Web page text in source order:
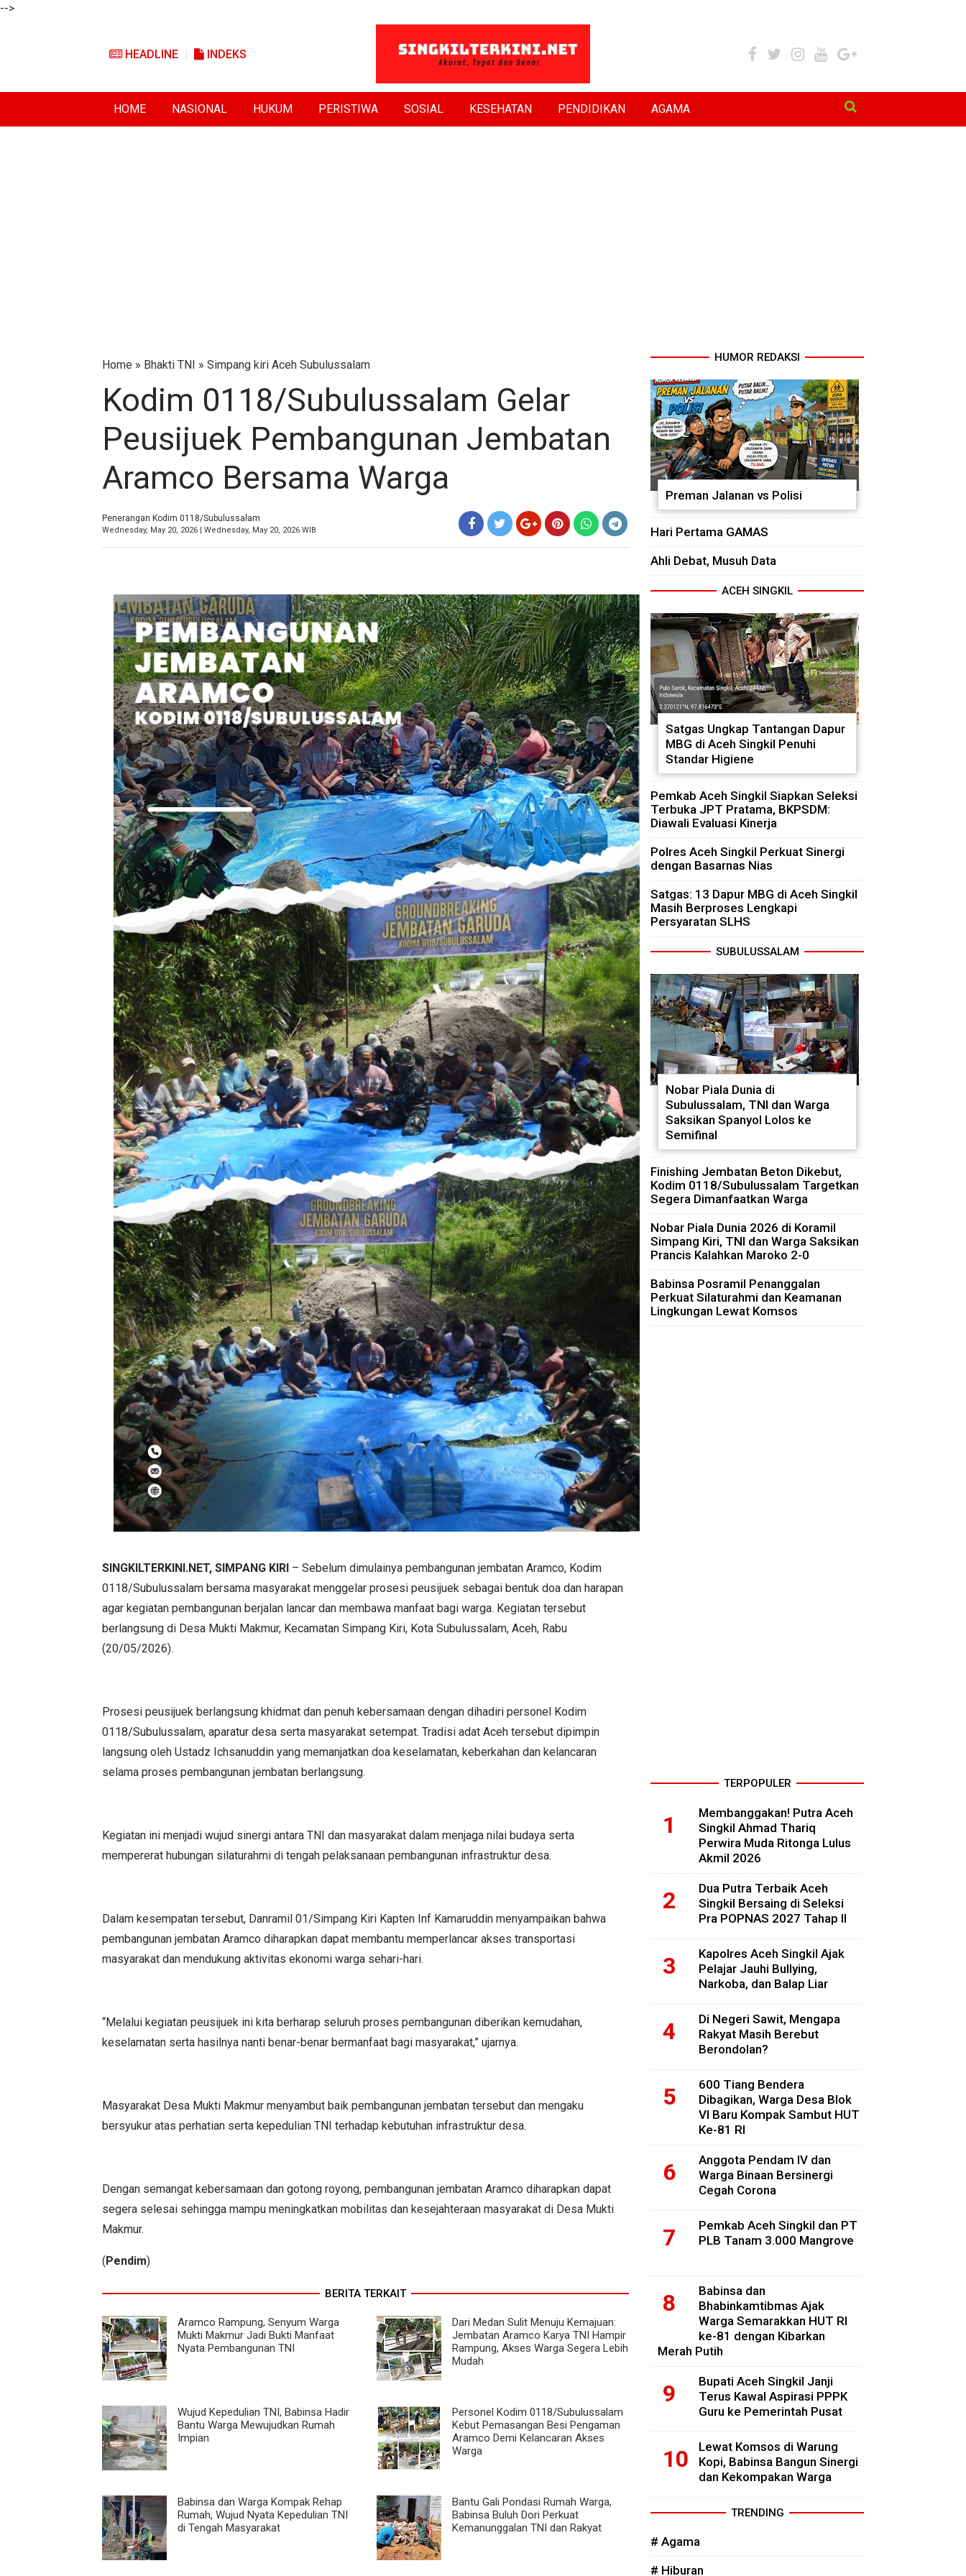
-->
HEADLINE INDEKS
HOME NASIONAL HUKUM PERISTIWA SOSIAL KESEHATAN PENDIDIKAN AGAMA
Home » Bhakti TNI » Simpang kiri Aceh Subulussalam
Kodim 0118/Subulussalam Gelar
Peusijuek Pembangunan Jembatan
Aramco Bersama Warga
Penerangan Kodim 0118/Subulussalam
Wednesday, May 20, 2026 | Wednesday, May 20, 2026 WIB
SINGKILTERKINI.NET, SIMPANG KIRI – Sebelum dimulainya pembangunan jembatan Aramco, Kodim
0118/Subulussalam bersama masyarakat menggelar prosesi peusijuek sebagai bentuk doa dan harapan
agar kegiatan pembangunan berjalan lancar dan membawa manfaat bagi warga. Kegiatan tersebut
berlangsung di Desa Mukti Makmur, Kecamatan Simpang Kiri, Kota Subulussalam, Aceh, Rabu
(20/05/2026).
Prosesi peusijuek berlangsung khidmat dan penuh kebersamaan dengan dihadiri personel Kodim
0118/Subulussalam, aparatur desa serta masyarakat setempat. Tradisi adat Aceh tersebut dipimpin
langsung oleh Ustadz Ichsanuddin yang memanjatkan doa keselamatan, keberkahan dan kelancaran
selama proses pembangunan jembatan berlangsung.
Kegiatan ini menjadi wujud sinergi antara TNI dan masyarakat dalam menjaga nilai budaya serta
mempererat hubungan silaturahmi di tengah pelaksanaan pembangunan infrastruktur desa.
Dalam kesempatan tersebut, Danramil 01/Simpang Kiri Kapten Inf Kamaruddin menyampaikan bahwa
pembangunan jembatan Aramco diharapkan dapat membantu memperlancar akses transportasi
masyarakat dan mendukung aktivitas ekonomi warga sehari-hari.
“Melalui kegiatan peusijuek ini kita berharap seluruh proses pembangunan diberikan kemudahan,
keselamatan serta hasilnya nanti benar-benar bermanfaat bagi masyarakat,” ujarnya.
Masyarakat Desa Mukti Makmur menyambut baik pembangunan jembatan tersebut dan mengaku
bersyukur atas perhatian serta kepedulian TNI terhadap kebutuhan infrastruktur desa.
Dengan semangat kebersamaan dan gotong royong, pembangunan jembatan Aramco diharapkan dapat
segera selesai sehingga mampu meningkatkan mobilitas dan kesejahteraan masyarakat di Desa Mukti
Makmur.
(Pendim)
BERITA TERKAIT
Aramco Rampung, Senyum Warga
Mukti Makmur Jadi Bukti Manfaat
Nyata Pembangunan TNI
Dari Medan Sulit Menuju Kemajuan:
Jembatan Aramco Karya TNI Hampir
Rampung, Akses Warga Segera Lebih
Mudah
Wujud Kepedulian TNI, Babinsa Hadir
Bantu Warga Mewujudkan Rumah
Impian
Personel Kodim 0118/Subulussalam
Kebut Pemasangan Besi Pengaman
Aramco Demi Kelancaran Akses
Warga
Babinsa dan Warga Kompak Rehap
Rumah, Wujud Nyata Kepedulian TNI
di Tengah Masyarakat
Bantu Gali Pondasi Rumah Warga,
Babinsa Buluh Dori Perkuat
Kemanunggalan TNI dan Rakyat
HUMOR REDAKSI
Preman Jalanan vs Polisi
Hari Pertama GAMAS
Ahli Debat, Musuh Data
ACEH SINGKIL
Satgas Ungkap Tantangan Dapur
MBG di Aceh Singkil Penuhi
Standar Higiene
Pemkab Aceh Singkil Siapkan Seleksi
Terbuka JPT Pratama, BKPSDM:
Diawali Evaluasi Kinerja
Polres Aceh Singkil Perkuat Sinergi
dengan Basarnas Nias
Satgas: 13 Dapur MBG di Aceh Singkil
Masih Berproses Lengkapi
Persyaratan SLHS
SUBULUSSALAM
Nobar Piala Dunia di
Subulussalam, TNI dan Warga
Saksikan Spanyol Lolos ke
Semifinal
Finishing Jembatan Beton Dikebut,
Kodim 0118/Subulussalam Targetkan
Segera Dimanfaatkan Warga
Nobar Piala Dunia 2026 di Koramil
Simpang Kiri, TNI dan Warga Saksikan
Prancis Kalahkan Maroko 2-0
Babinsa Posramil Penanggalan
Perkuat Silaturahmi dan Keamanan
Lingkungan Lewat Komsos
TERPOPULER
Membanggakan! Putra Aceh
Singkil Ahmad Thariq
Perwira Muda Ritonga Lulus
Akmil 2026
Dua Putra Terbaik Aceh
Singkil Bersaing di Seleksi
Pra POPNAS 2027 Tahap II
Kapolres Aceh Singkil Ajak
Pelajar Jauhi Bullying,
Narkoba, dan Balap Liar
Di Negeri Sawit, Mengapa
Rakyat Masih Berebut
Berondolan?
600 Tiang Bendera
Dibagikan, Warga Desa Blok
VI Baru Kompak Sambut HUT
Ke-81 RI
Anggota Pendam IV dan
Warga Binaan Bersinergi
Cegah Corona
Pemkab Aceh Singkil dan PT
PLB Tanam 3.000 Mangrove
Babinsa dan
Bhabinkamtibmas Ajak
Warga Semarakkan HUT RI
ke-81 dengan Kibarkan
Merah Putih
Bupati Aceh Singkil Janji
Terus Kawal Aspirasi PPPK
Guru ke Pemerintah Pusat
Lewat Komsos di Warung
Kopi, Babinsa Bangun Sinergi
dan Kekompakan Warga
TRENDING
# Agama
# Hiburan